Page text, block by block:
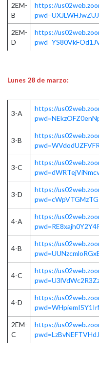
2EM-
B
https://
2EM-
D
https://
Lunes 28 de marzo:
3-A
https://
3-B
https://
3-C
https://
3-D
https://
4-A
https://
4-B
https://
4-C
https://
4-D
https://
2EM-
C
https://